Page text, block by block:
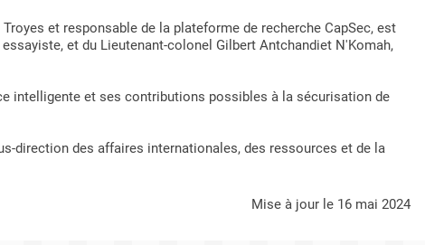
et responsable de la plateforme de recherche CapSec, est
et du Lieutenant-colonel Gilbert Antchandiet N'Komah,
intelligente et ses contributions possibles à la sécurisation de
direction des affaires internationales, des ressources et de la
mise à jour le 16 mai 2024